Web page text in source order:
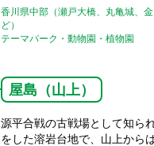
香川県中部（瀬戸大橋、丸亀城、
ど）
テーマパーク・動物園・植物園
屋島（山上）
源平合戦の古戦場として知ら
をした溶岩台地で、山上から